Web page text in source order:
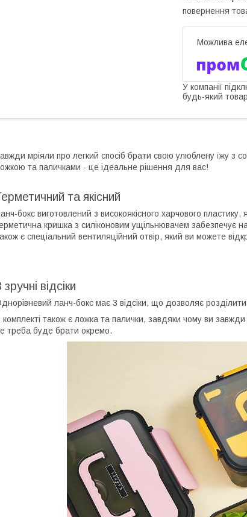
повернення
У компанії
будь-який
мріяли про легкий спосіб брати свою улюблену їжу
та паличками - це ідеальне рішення для вас!
та якісний
бокс виготовлений з високоякісного харчового
кришка з силіконовим ущільнювачем забезпечує
є спеціальний вентиляційний отвір, який ви можете
зручні відсіки
ланч-бокс має 3 відсіки, що дозволяє розділити
комплекті також є ложка та палички, завдяки чому ви
треба буде брати окремо.